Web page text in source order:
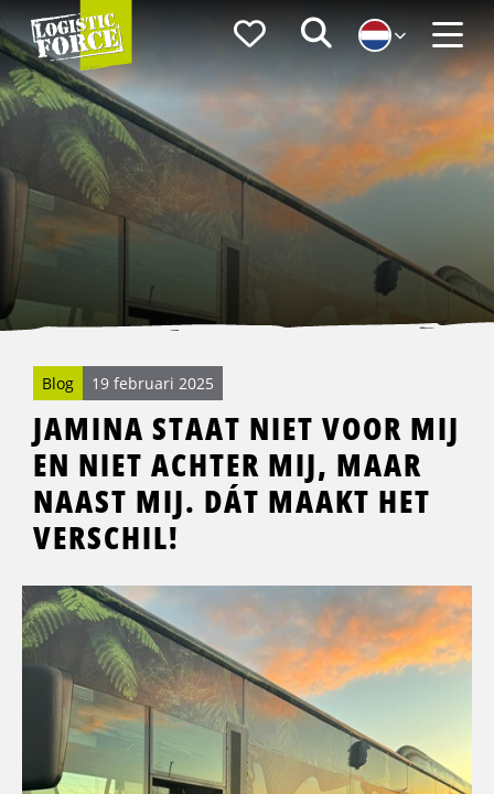
Logistic
Force
FavorietenZoeken
Menu
Blog 19 februari 2025
JAMINA STAAT NIET VOOR MIJ
EN NIET ACHTER MIJ, MAAR
NAAST MIJ. DÁT MAAKT HET
VERSCHIL!